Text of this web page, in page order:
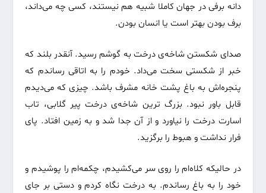
دانه برفی در جهان کاملا شبیه هم نیستند، کسی چه می‌داند‌،
برف بودن بهتر است یا انسان بودن.
صدای شکستن شاخه‌ی درخت به گوشم رسید. آنقدر بلند که
خبر از شکستی سخت می‌داد. خودم را به اتاقی رساندم که
پنجره‌اش به باغ پشت خانه مشرف باشد. چیزی که می‌دیدم
قابل باور نبود. بزرگ ترین شاخه‌ی درخت پیر گلابی، تاب
اسارت درخت را نیاورد و از آن جدا شد و به زمین افتاد. پای
فرار نداشت و هبوط را برگزید.
در حالیکه کلاه‌ام را روی سر می‌کشیدم، چکمه‌ام را پوشیدم و
خود را به باغ رساندم. به درخت نگاه کردم و دستی بر جای